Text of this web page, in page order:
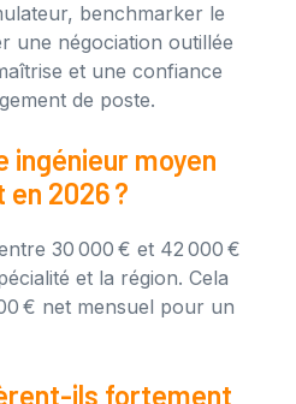
benchmarker le
une négociation outillée
et une confiance
de poste.
ingénieur moyen
2026 ?
30 000 € et 42 000 €
et la région. Cela
€ net mensuel pour un
ils fortement